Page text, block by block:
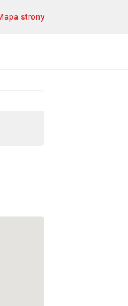
strony